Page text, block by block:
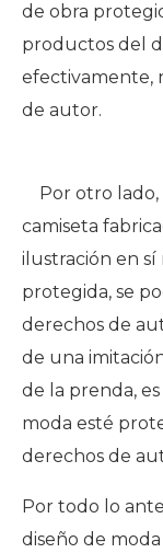
de obra
productos del
efectivamente,
de autor.
Por otro lado,
camiseta
ilustración en sí
protegida, se
derechos de
de una
de la prenda,
moda esté
derechos de
Por todo lo
diseño de